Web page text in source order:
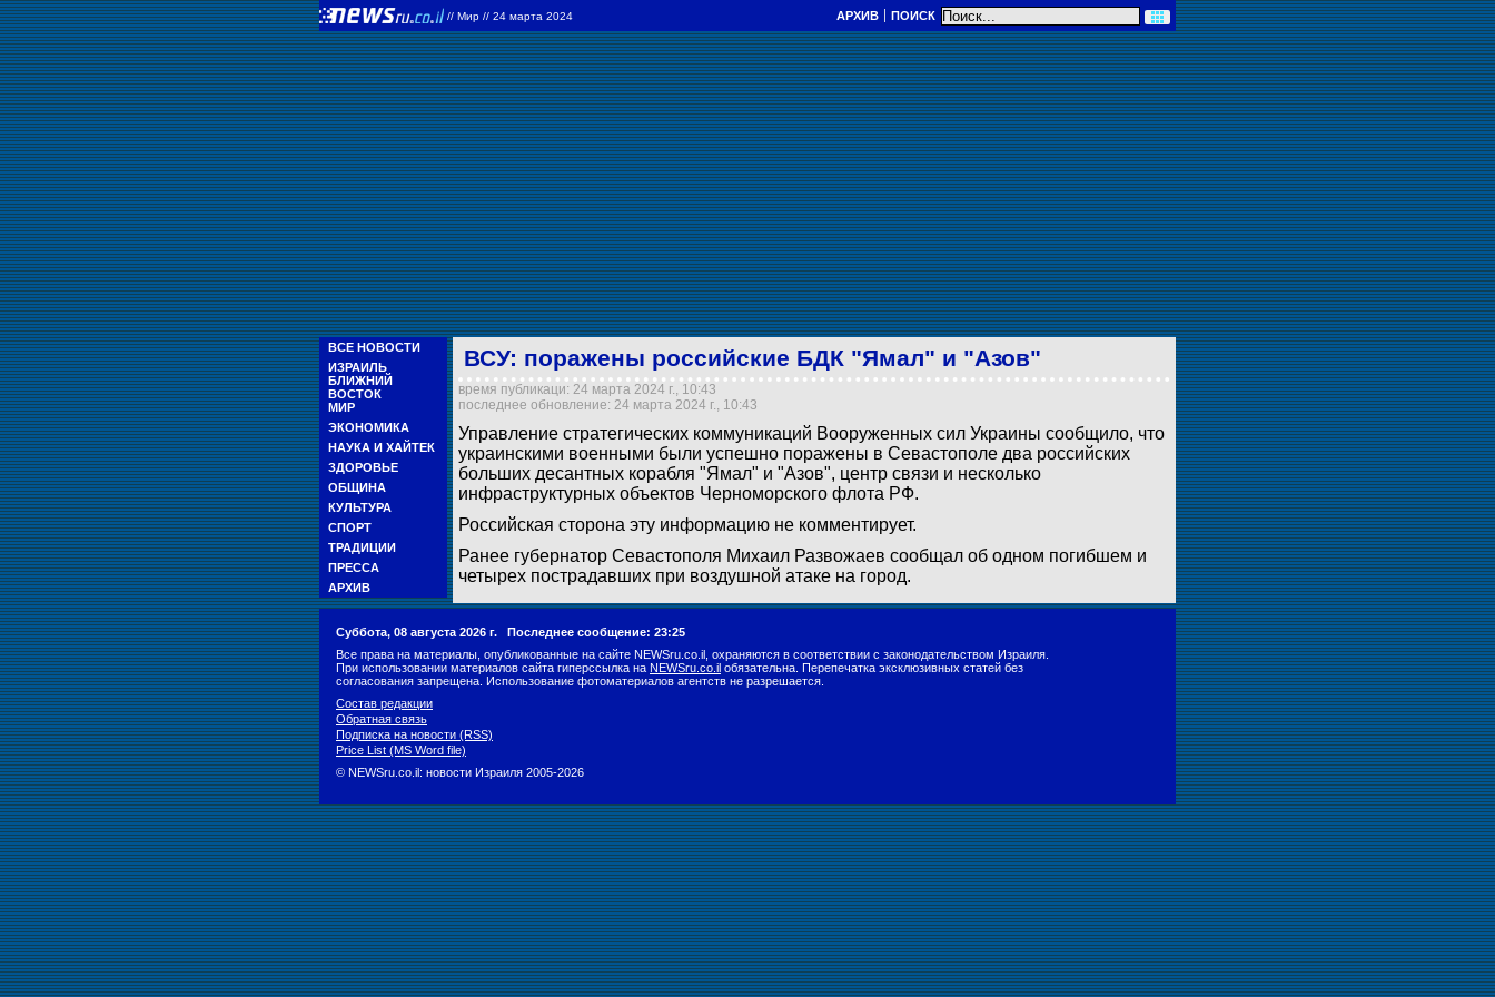
// Мир // 24 марта 2024 АРХИВ ПОИСК
ВСЕ НОВОСТИ
ИЗРАИЛЬ
БЛИЖНИЙ
ВОСТОК
МИР
ЭКОНОМИКА
НАУКА И ХАЙТЕК
ЗДОРОВЬЕ
ОБЩИНА
КУЛЬТУРА
СПОРТ
ТРАДИЦИИ
ПРЕССА
АРХИВ
ВСУ: поражены российские БДК "Ямал" и "Азов"
время публикаци: 24 марта 2024 г., 10:43
последнее обновление: 24 марта 2024 г., 10:43
Управление стратегических коммуникаций Вооруженных сил Украины сообщило, что
украинскими военными были успешно поражены в Севастополе два российских
больших десантных корабля "Ямал" и "Азов", центр связи и несколько
инфраструктурных объектов Черноморского флота РФ.
Российская сторона эту информацию не комментирует.
Ранее губернатор Севастополя Михаил Развожаев сообщал об одном погибшем и
четырех пострадавших при воздушной атаке на город.
Суббота, 08 августа 2026 г. Последнее сообщение: 23:25
Все права на материалы, опубликованные на сайте NEWSru.co.il, охраняются в соответствии с законодательством Израиля.
При использовании материалов сайта гиперссылка на NEWSru.co.il обязательна. Перепечатка эксклюзивных статей без
согласования запрещена. Использование фотоматериалов агентств не разрешается.
Состав редакции
Обратная связь
Подписка на новости (RSS)
Price List (MS Word file)
© NEWSru.co.il: новости Израиля 2005-2026